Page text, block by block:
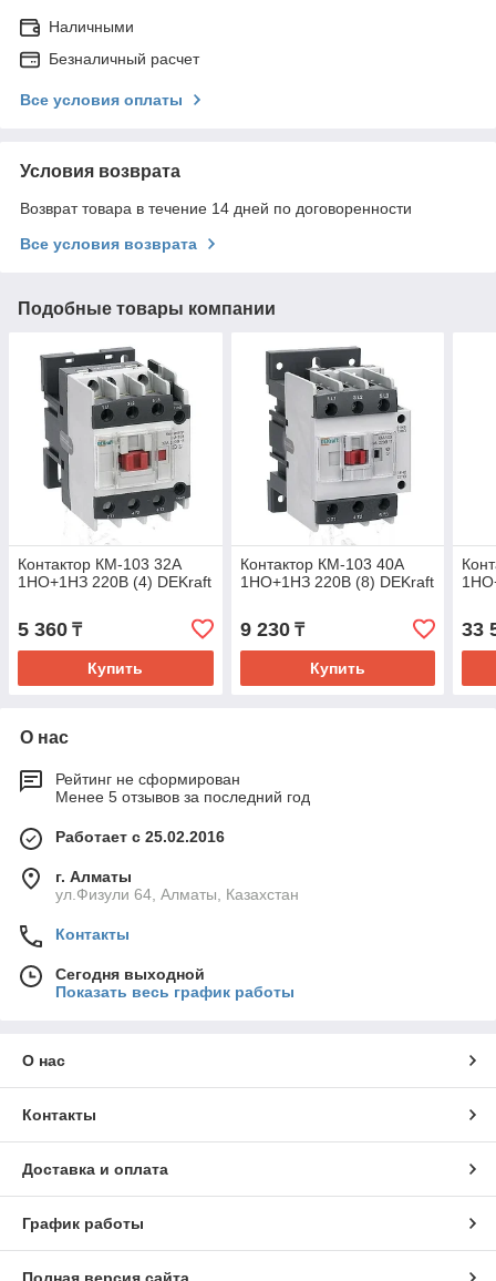
Наличными
Безналичный расчет
Все условия оплаты
Условия возврата
Возврат товара в течение 14 дней по договоренности
Все условия возврата
Подобные товары компании
Контактор КМ-103 32А
1НО+1НЗ 220В (4) DEKraft
5 360 ₸
Купить
Контактор КМ-103 40А
1НО+1НЗ 220В (8) DEKraft
9 230₸
Купить
33
О нас
Рейтинг не сформирован
Менее 5 отзывов за последний год
Работает с 25.02.2016
г. Алматы
ул.Физули 64, Алматы, Казахстан
Контакты
Сегодня выходной
Показать весь график работы
О нас
Контакты
Доставка и оплата
График работы